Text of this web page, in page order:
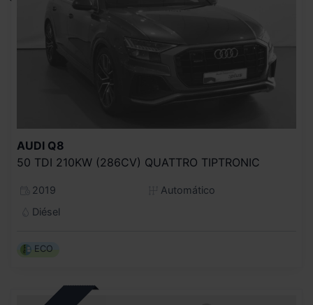
AUDI Q8
50 TDI 210KW (286CV) QUATTRO TIPTRONIC
2019
Automático
Diésel
ECO